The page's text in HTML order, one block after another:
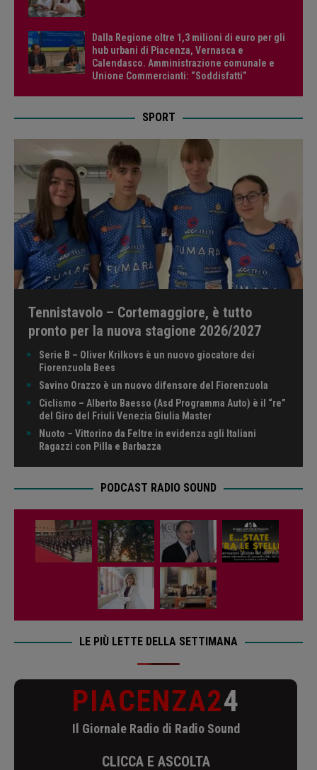
Dalla Regione oltre 1,3 milioni di euro per gli
hub urbani di Piacenza, Vernasca e
Calendasco. Amministrazione comunale e
Unione Commercianti: “Soddisfatti”
SPORT
Tennistavolo – Cortemaggiore, è tutto
pronto per la nuova stagione 2026/2027
Serie B – Oliver Krilkovs è un nuovo giocatore dei
Fiorenzuola Bees
Savino Orazzo è un nuovo difensore del Fiorenzuola
Ciclismo – Alberto Baesso (Asd Programma Auto) è il “re”
del Giro del Friuli Venezia Giulia Master
Nuoto – Vittorino da Feltre in evidenza agli Italiani
Ragazzi con Pilla e Barbazza
PODCAST RADIO SOUND
LE PIÙ LETTE DELLA SETTIMANA
PIACENZA24
Il Giornale Radio di Radio Sound
CLICCA E ASCOLTA